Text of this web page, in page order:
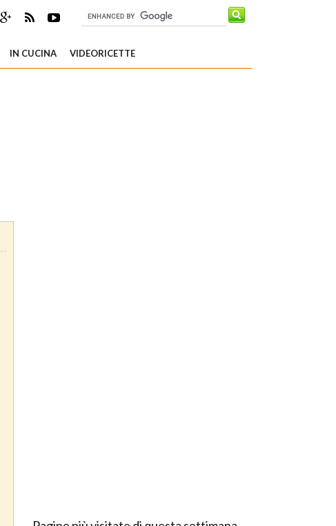
IN CUCINA VIDEORICETTE